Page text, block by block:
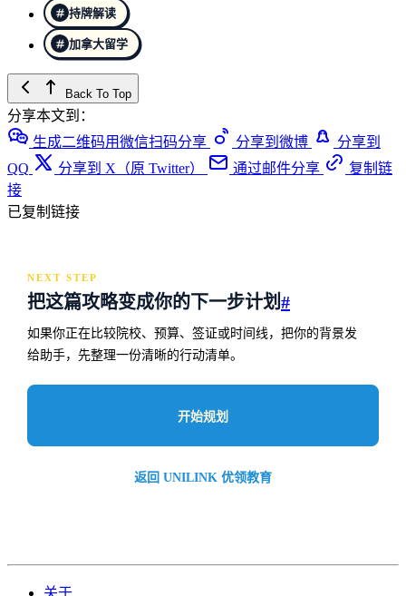
持牌解读
加拿大留学
Back To Top
分享本文到：
生成二维码用微信扫码分享
分享到微博
分享到
QQ
分享到 X（原 Twitter） 通过邮件分享
复制链
接
已复制链接
NEXT STEP
把这篇攻略变成你的下一步计划#
如果你正在比较院校、预算、签证或时间线，把你的背景发
给助手，先整理一份清晰的行动清单。
开始规划
返回 UNILINK 优领教育